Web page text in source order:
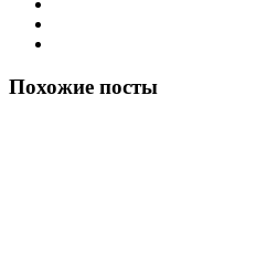
Похожие посты